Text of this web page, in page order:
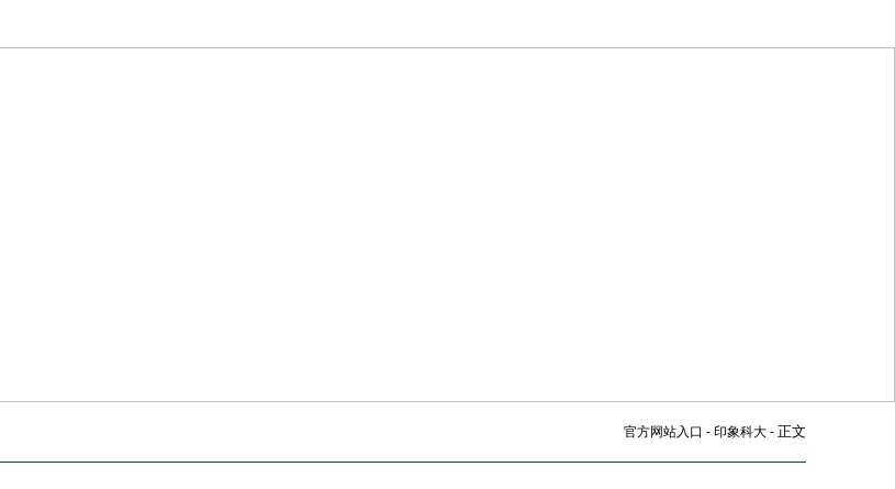
官方网站入口 -印象科大 -正文